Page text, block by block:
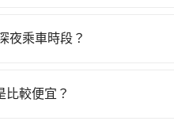
夜乘車時段？
較便宜？